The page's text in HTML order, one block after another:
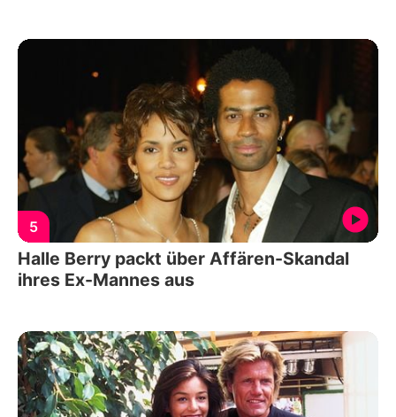
5
Halle Berry packt über Affären-Skandal
ihres Ex-Mannes aus